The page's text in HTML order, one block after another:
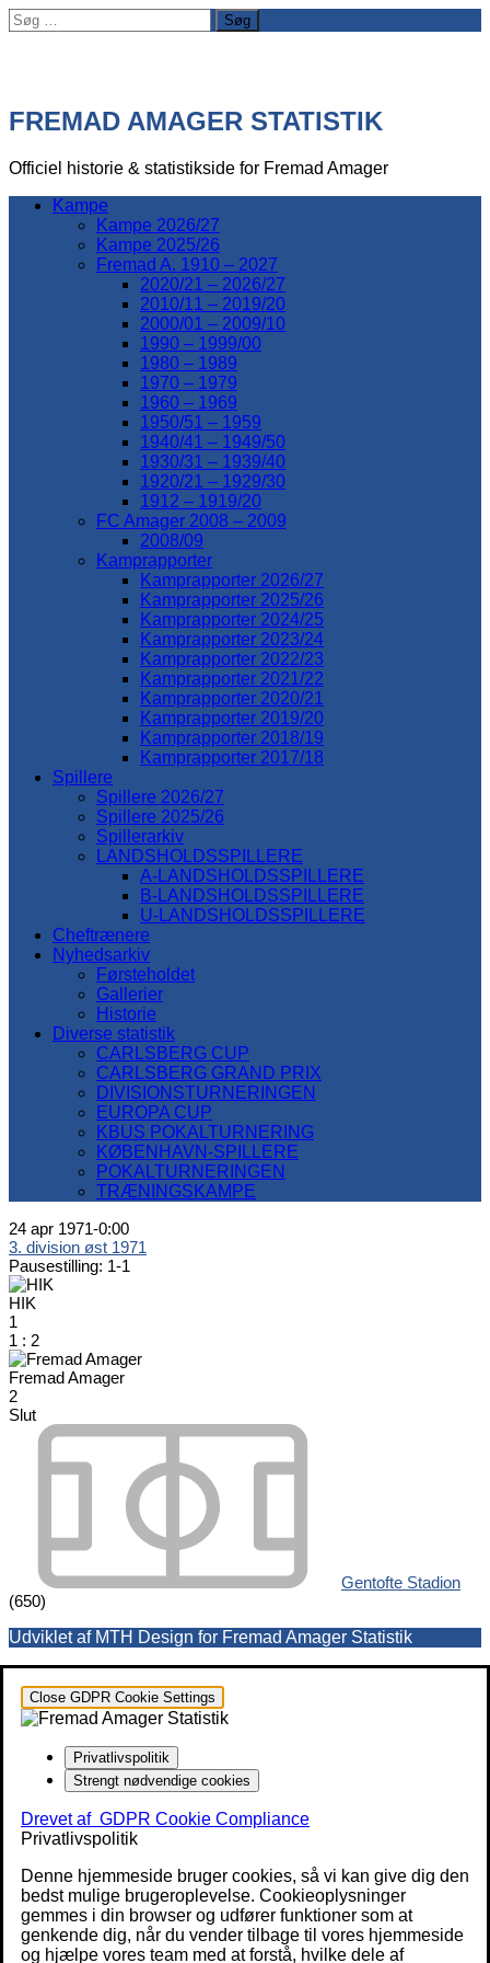
Søg
efter:
FREMAD AMAGER STATISTIK
Officiel historie & statistikside for Fremad Amager
Kampe
Kampe 2026/27
Kampe 2025/26
Fremad A. 1910 – 2027
2020/21 – 2026/27
2010/11 – 2019/20
2000/01 – 2009/10
1990 – 1999/00
1980 – 1989
1970 – 1979
1960 – 1969
1950/51 – 1959
1940/41 – 1949/50
1930/31 – 1939/40
1920/21 – 1929/30
1912 – 1919/20
FC Amager 2008 – 2009
2008/09
Kamprapporter
Kamprapporter 2026/27
Kamprapporter 2025/26
Kamprapporter 2024/25
Kamprapporter 2023/24
Kamprapporter 2022/23
Kamprapporter 2021/22
Kamprapporter 2020/21
Kamprapporter 2019/20
Kamprapporter 2018/19
Kamprapporter 2017/18
Spillere
Spillere 2026/27
Spillere 2025/26
Spillerarkiv
LANDSHOLDSSPILLERE
A-LANDSHOLDSSPILLERE
B-LANDSHOLDSSPILLERE
U-LANDSHOLDSSPILLERE
Cheftrænere
Nyhedsarkiv
Førsteholdet
Gallerier
Historie
Diverse statistik
CARLSBERG CUP
CARLSBERG GRAND PRIX
DIVISIONSTURNERINGEN
EUROPA CUP
KBUS POKALTURNERING
KØBENHAVN-SPILLERE
POKALTURNERINGEN
TRÆNINGSKAMPE
24 apr 1971-0:00
3. division øst 1971
Pausestilling: 1-1
HIK
1
1 : 2
Fremad Amager
2
Slut
Gentofte Stadion
(650)
Udviklet af MTH Design for Fremad Amager Statistik
Close GDPR Cookie Settings
Privatlivspolitik
Strengt nødvendige cookies
Drevet af GDPR Cookie Compliance
Privatlivspolitik
Denne hjemmeside bruger cookies, så vi kan give dig den
bedst mulige brugeroplevelse. Cookieoplysninger
gemmes i din browser og udfører funktioner som at
genkende dig, når du vender tilbage til vores hjemmeside
og hjælpe vores team med at forstå, hvilke dele af